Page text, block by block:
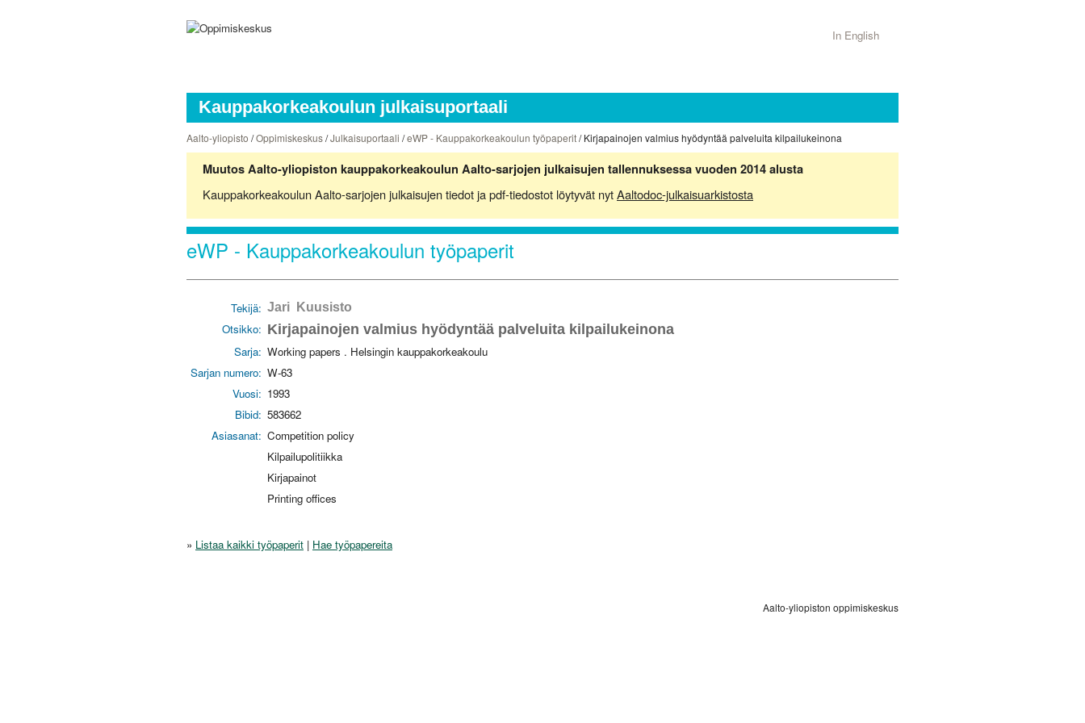
In English
Kauppakorkeakoulun julkaisuportaali
Aalto-yliopisto /Oppimiskeskus/Julkaisuportaali /eWP - Kauppakorkeakoulun työpaperit/ Kirjapainojen valmius hyödyntää palveluita kilpailukeinona
Muutos Aalto-yliopiston kauppakorkeakoulun Aalto-sarjojen julkaisujen tallennuksessa vuoden 2014 alusta
Kauppakorkeakoulun Aalto-sarjojen julkaisujen tiedot ja pdf-tiedostot löytyvät nytAaltodoc-julkaisuarkistosta
eWP - Kauppakorkeakoulun työpaperit
Tekijä: Jari Kuusisto
Otsikko: Kirjapainojen valmius hyödyntää palveluita kilpailukeinona
Sarja: Working papers . Helsingin kauppakorkeakoulu
Sarjan numero: W-63
Vuosi: 1993
Bibid: 583662
Asiasanat: Competition policy
Kilpailupolitiikka
Kirjapainot
Printing offices
» Listaa kaikki työpaperit | Hae työpapereita
Aalto-yliopiston oppimiskeskus